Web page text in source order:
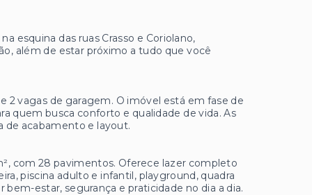
esquina das ruas Crasso e Coriolano,
além de estar próximo a tudo que você
2 vagas de garagem. O imóvel está em fase de
quem busca conforto e qualidade de vida. As
de acabamento e layout.
com 28 pavimentos. Oferece lazer completo
piscina adulto e infantil, playground, quadra
estar, segurança e praticidade no dia a dia.